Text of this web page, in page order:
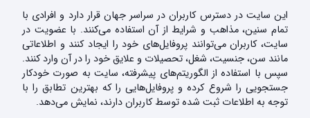
این سایت در دسترس کاربران در سراسر جهان قرار دارد و افرادی با
تمام سنین، مذاهب و شرایط از آن استفاده می‌کنند. با عضویت در
سایت، کاربران می‌توانند پروفایل‌های خود را ایجاد کنند و اطلاعاتی
مانند سن، جنسیت، شغل، تحصیلات و علایق خود را در آن وارد کنند.
سپس با استفاده از الگوریتم‌های پیشرفته، سایت به صورت خودکار
جستجویی را شروع کرده و پروفایل‌هایی را که بهترین تطابق را با
توجه به اطلاعات ثبت شده توسط کاربران دارند، نمایش می‌دهد.